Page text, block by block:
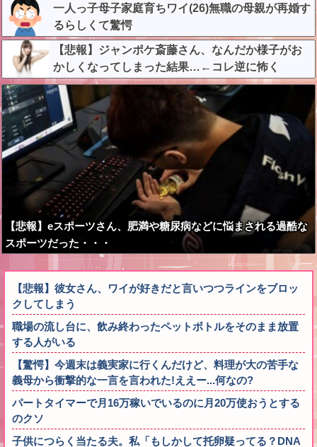
一人っ子母子家庭育ちワイ(26)無職の母親が再婚す
るらしくて驚愕
【悲報】ジャンポケ斎藤さん、なんだか様子がお
かしくなってしまった結果…←コレ逆に怖く
ね…？
【悲報】eスポーツさん、肥満や糖尿病などに悩まされる過酷な
スポーツだった・・・
【悲報】彼女さん、ワイが好きだと言いつつラインをブロッ
クしてしまう
職場の流し台に、飲み終わったペットボトルをそのまま放置
する人がいる
【驚愕】今週末は義実家に行くんだけど、料理が大の苦手な
義母から衝撃的な一言を言われた!ええー...何なの?
パートタイマーで月16万稼いでいるのに月20万使おうとする
のクソ
子供につらく当たる夫。私「もしかして托卵疑ってる？DNA